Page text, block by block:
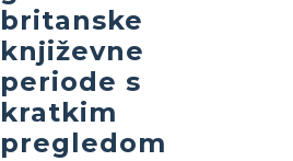
britanske
književne
periode s
kratkim
pregledom